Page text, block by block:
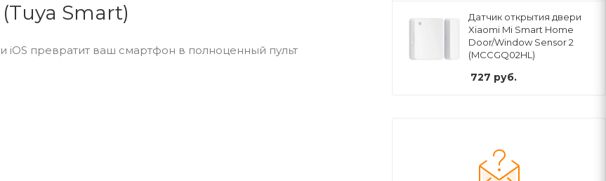
Smart)
превратит ваш смартфон в полноценный пульт
Датчик открытия двери
Xiaomi Mi Smart Home
Door/Window Sensor 2
(MCCGQ02HL)
727 руб.